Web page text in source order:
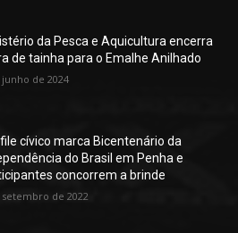
da Pesca e Aquicultura encerra
de tainha para o Emalhe Anilhado
de 2024
cívico marca Bicentenário da
do Brasil em Penha e
concorrem a brinde
setembro de 2022